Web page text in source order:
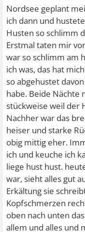
Nordsee geplant
ich dann und
Husten so schlimm
Erstmal taten mir
war so schlimm am
ich was, das hat
so abgehustet
habe. Beide Nächte
stückweise weil der
Nachher war das
heiser und starke
obig mittig eher.
ich und keuche ich
liege hust hust.
war, sieht alles gut
Erkältung sie
Kopfschmerzen
oben nach unten
allem und alles und